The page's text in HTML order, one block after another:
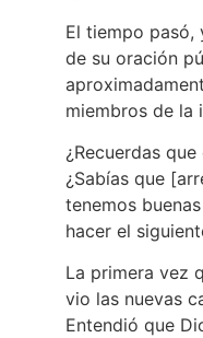
El tiempo pasó,
de su oración
miembros de la
¿Recuerdas
¿Sabías que
tenemos
hacer el
La primera vez
vio las nuevas
Entendió que